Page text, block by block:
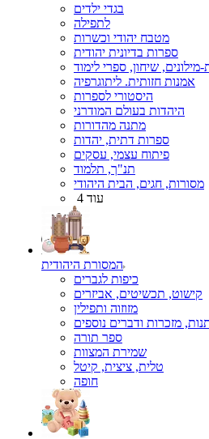
בגדי ילדים
לתפילה
מטבח יהודי וכשרות
ספרות בדיונית יהודית
מילונים, שיחון, ספרי לימוד
אמנות חזותית. ליתוגרפיה
היסטורי לספרות
היהדות בעולם המודרני
מתנה מהדורות
ספרות דתית, יהדות
פיתוח עצמי, עסקים
תנ"ך, תלמוד
מסורות, חגים, הבית היהודי
עוד 4
המסורת היהודית
כיפות לגברים
קישוט, תכשיטים, אביזרים
מזוזוה ותפילין
מזכרות ודברים נוספים
ספר תורה
שמירת המצוות
טלית, ציצית, קיטל